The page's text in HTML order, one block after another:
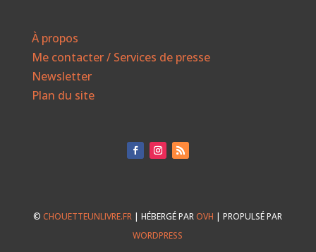
À propos
Me contacter / Services de presse
Newsletter
Plan du site
©CHOUETTEUNLIVRE.FR | HÉBERGÉ PAROVH | PROPULSÉ PAR
WORDPRESS